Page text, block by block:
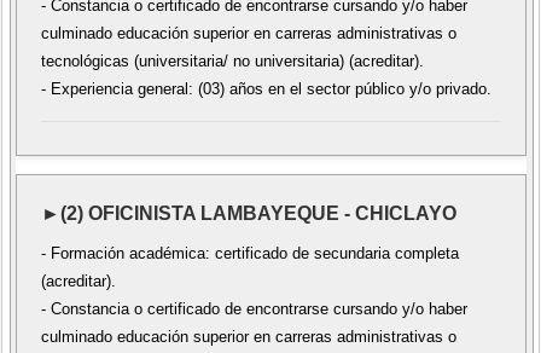
- Constancia o certificado de encontrarse cursando y/o haber
culminado educación superior en carreras administrativas o
tecnológicas (universitaria/ no universitaria) (acreditar).
- Experiencia general: (03) años en el sector público y/o privado.
►(2) OFICINISTA LAMBAYEQUE - CHICLAYO
- Formación académica: certificado de secundaria completa
(acreditar).
- Constancia o certificado de encontrarse cursando y/o haber
culminado educación superior en carreras administrativas o